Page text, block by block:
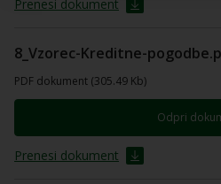
Prenesi dokument
8_Vzorec-Kreditne-
PDF dokument (305.49 Kb)
Odpri
Prenesi dokument